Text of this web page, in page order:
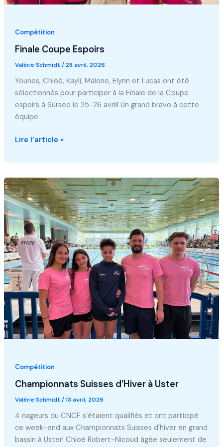
Compétition
Finale Coupe Espoirs
Valérie Schmidt / 28 avril, 2026
Younes, Chloé, Kayli, Malone, Elynn et Lucas ont été
sélectionnés pour participer à la Finale de la Coupe
espoirs à Sursee le 25-26 avril! Un grand bravo à cette
équipe
Finale
Espoirs
Lire l’article »
Compétition
Championnats Suisses d’Hiver à Uster
Valérie Schmidt /13 avril, 2026
4 nageurs du CNCF s’étaient qualifiés et ont participé
ce week-end aux Championnats Suisses d´hiver en grand
bassin à Uster! Chloé Robert-Nicoud âgée seulement de